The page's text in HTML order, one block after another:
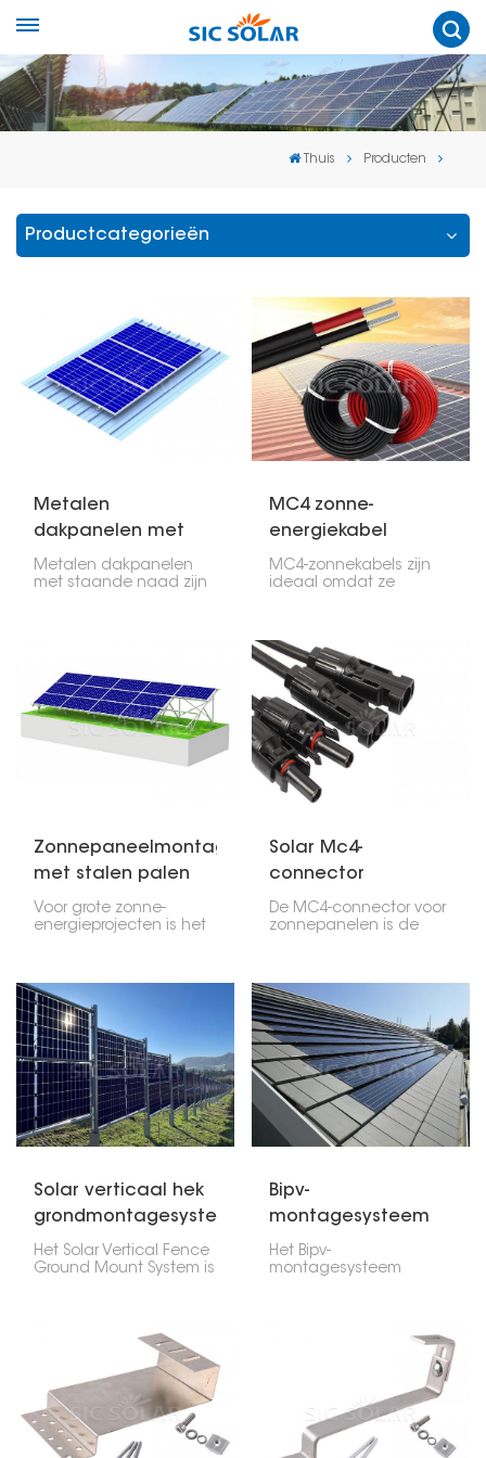
Thuis Producten
Productcategorieën
Metalen
dakpanelen met
staande naad
Metalen dakpanelen
met staande naad zijn
zonnepanelen aan
verschillende profielen
van metalen daken te
bevestigen.
MC4 zonne-
energiekabel
MC4-zonnekabels zijn
ideaal omdat ze
voorgefabriceerde MC4-
connectoren. Dit biedt
een snelle, betrouwbare
en waterdichte manier
om
zonnepanelensystemen
met elkaar te verbinden.
Zonnepaneelmontagesysteem
met stalen palen
Voor grote zonne-
energieprojecten is het
grondmontage. Het
systeem maakt gebruik
van stalen palen die in
de grond worden
geslagen voor een
solide basis, zodat u
geen beton nodig hebt.
Solar Mc4-
connector
De MC4-connector voor
zonnepanelen is de
zonnepanelen in PV-
systemen. Deze
connector is ontworpen
voor snelle en
betrouwbare
verbindingen, zodat je
panelen goed
aangesloten blijven en
beschermd zijn tegen
weersinvloeden.
Solar verticaal hek
grondmontagesysteem
Het Solar Vertical Fence
Ground Mount System is
staan. Het doet twee
dingen: het wekt stroom
op en fungeert als een
omheining of scherm.
Het is een geweldig
idee als u het maximale
uit uw land wilt halen –
Bipv-
montagesysteem
Het Bipv-
montagesysteem
bouwmaterialen aan
met fotovoltaïsche
modules. Het is op maat
ontworpen voor